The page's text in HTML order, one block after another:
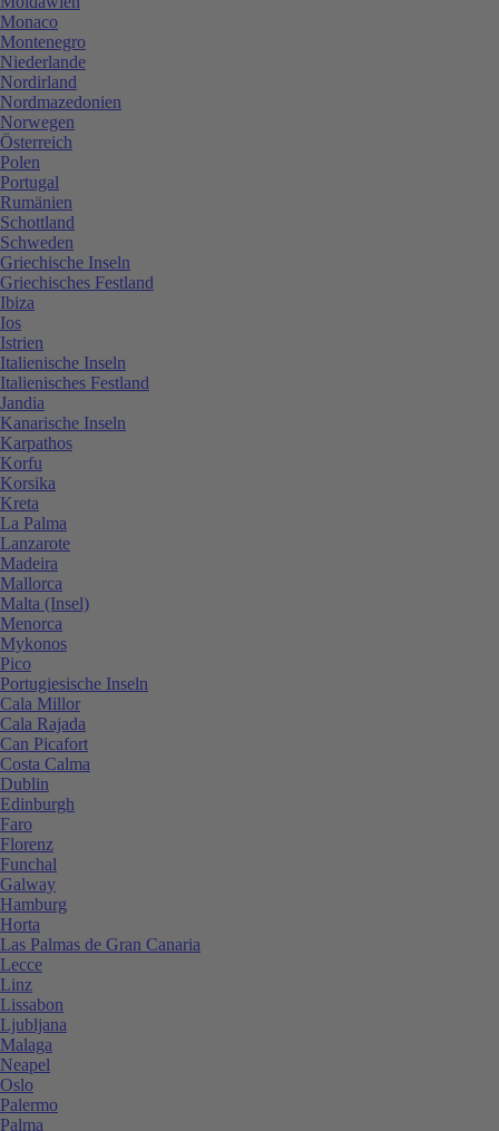
Monaco
Montenegro
Niederlande
Nordirland
Nordmazedonien
Norwegen
Österreich
Polen
Portugal
Rumänien
Schottland
Schweden
Griechische Inseln
Griechisches Festland
Ibiza
Ios
Istrien
Italienische Inseln
Italienisches Festland
Jandia
Kanarische Inseln
Karpathos
Korfu
Korsika
Kreta
La Palma
Lanzarote
Madeira
Mallorca
Malta (Insel)
Menorca
Mykonos
Pico
Portugiesische Inseln
Cala Millor
Cala Rajada
Can Picafort
Costa Calma
Dublin
Edinburgh
Faro
Florenz
Funchal
Galway
Hamburg
Horta
Las Palmas de Gran Canaria
Lecce
Linz
Lissabon
Ljubljana
Malaga
Neapel
Oslo
Palermo
Palma